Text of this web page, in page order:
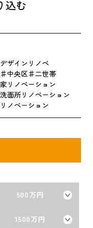
込む
デザインリノベ
中央区
二世帯
リノベーション
洗面所リノベーション
ノベーション
500万円
1500万円